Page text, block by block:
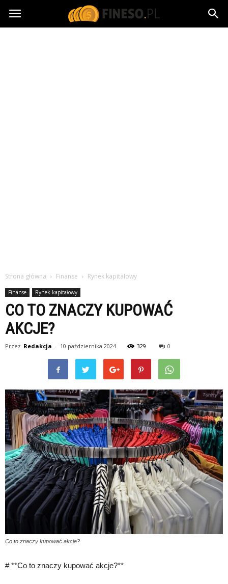
fineso.pl
Strona główna Finanse Rynek kapitałowy
Finanse Rynek kapitałowy
CO TO ZNACZY KUPOWAĆ
AKCJE?
Przez Redakcja - 10 października 2024 329 0
Co to znaczy kupować akcje?
# **Co to znaczy kupować akcje?**